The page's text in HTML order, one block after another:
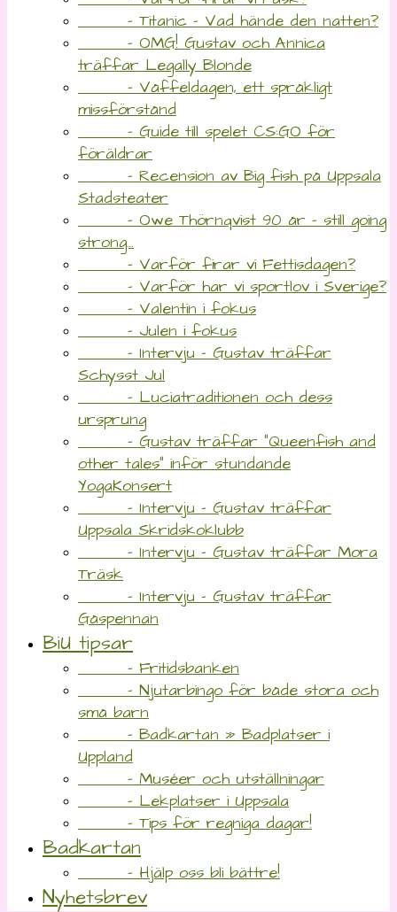
- Titanic – Vad hände den natten?
- OMG! Gustav och Annica
träffar Legally Blonde
- Våffeldagen, ett språkligt
missförstånd
- Guide till spelet CS:GO för
föräldrar
- Recension av Big fish på Uppsala
Stadsteater
- Owe Thörnqvist 90 år – still going
strong…
- Varför firar vi Fettisdagen?
- Varför har vi sportlov i Sverige?
- Valentin i fokus
- Julen i fokus
- Intervju – Gustav träffar
Schysst Jul
- Luciatraditionen och dess
ursprung
- Gustav träffar “Queenfish and
other tales” inför stundande
YogaKonsert
- Intervju – Gustav träffar
Uppsala Skridskoklubb
- Intervju – Gustav träffar Mora
Träsk
- Intervju – Gustav träffar
Gåspennan
BiU tipsar
- Fritidsbanken
- Njutarbingo för både stora och
små barn
- Badkartan » Badplatser i
Uppland
- Muséer och utställningar
- Lekplatser i Uppsala
- Tips för regniga dagar!
Badkartan
- Hjälp oss bli bättre!
Nyhetsbrev